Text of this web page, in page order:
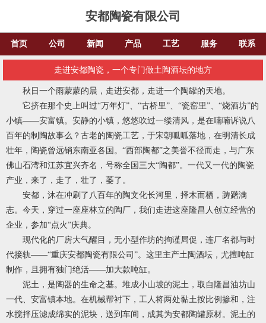
安都陶瓷有限公司
首页 公司 新闻 产品 工艺 服务 联系
走进安都陶瓷，一个专门做土陶酒坛的地方
秋日一个雨蒙蒙的晨，走进安都，走进一个陶罐的天地。
它挤在那个史上叫过“万年灯”、“古桥里”、“瓷窑里”、“烧酒坊”的
小镇——安富镇。安静的小镇，悠悠吹过一缕清风，是在喃喃诉说八
百年的制陶故事么？古老的陶瓷工艺，于宋朝呱呱落地，在明清长成
壮年，陶瓷曾远销东南亚各国。“西部陶都”之美誉不径而走，与广东
佛山石湾和江苏宜兴齐名，号称全国三大“陶都”。一代又一代的陶瓷
产业，来了，走了，壮了，萎了。
安都，沐在冲刷了八百年的陶文化长河里，择木而栖，踌躇满
志。今天，穿过一座座林立的陶厂，我们走进这座隆昌人创立经营的
企业，参加“点火”庆典。
现代化的厂房大气醒目，无小型作坊的拘谨局促，连厂名都与时
代接轨——“重庆安都陶瓷有限公司”。这里主产土陶酒坛，尤擅吨缸
制作，且拥有独门绝活——加大款吨缸。
泥土，是陶器的生命之基。堆成小山坡的泥土，取自隆昌油坊山
一代、安富镇本地。在机械帮衬下，工人将两处黏土按比例掺和，注
水搅拌压滤成绵实的泥块，送到车间，成其为安都陶罐原材。泥土的